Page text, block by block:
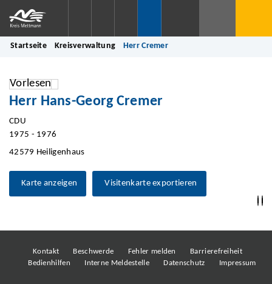
Startseite Kreisverwaltung Herr Cremer
Vorlesen
Herr Hans-Georg Cremer
CDU
1975 - 1976
42579 Heiligenhaus
Karte anzeigen Visitenkarte exportieren
Kontakt Beschwerde Fehler melden
Barrierefreiheit
Bedienhilfen
Interne Meldestelle Datenschutz Impressum